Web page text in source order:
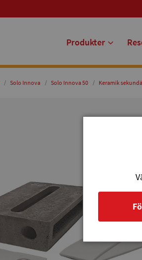
Produkter
Solo Innova Solo Innova 50 Keramik